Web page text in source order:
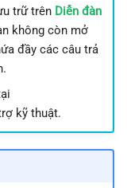
trữ trên Diễn đàn
không còn mở
đầy các câu trả
kỹ thuật.